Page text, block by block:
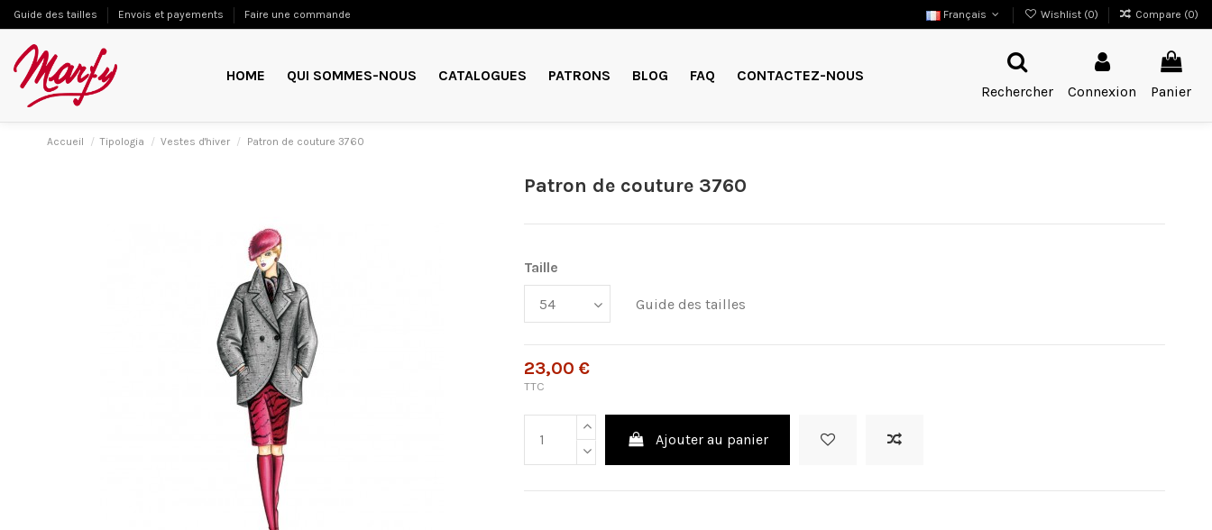
Guide des tailles Envois et payements Faire une commande Français Wishlist (0) Compare (0)
HOME QUI SOMMES-NOUS CATALOGUES PATRONS BLOG FAQ
CONTACTEZ-NOUS
Rechercher
Connexion Panier
Accueil Tipologia Vestes d'hiver Patron de couture 3760
Patron de couture 3760
Taille
Guide des tailles
23,00 €
TTC
Ajouter au panier